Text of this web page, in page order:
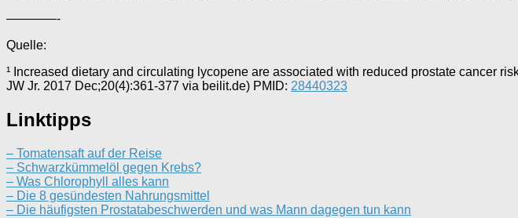
————-
Quelle:
¹ Increased dietary and circulating lycopene are associated with reduced prostate cancer
JW Jr. 2017 Dec;20(4):361-377 via beilit.de) PMID: 28440323
Linktipps
– Tomatensaft auf der Reise
– Schwarzkümmelöl gegen Krebs?
– Was Chlorophyll alles kann
– Die 8 gesündesten Nahrungsmittel
– Die häufigsten Prostatabeschwerden und was Mann dagegen tun kann